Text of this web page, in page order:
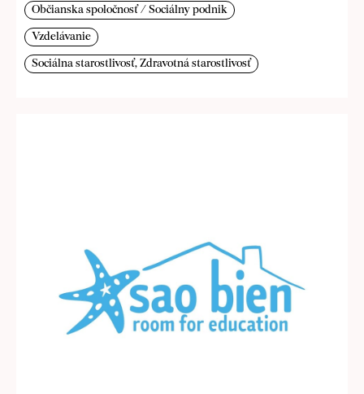
Občianska spoločnosť / Sociálny podnik
Vzdelávanie
Sociálna starostlivosť, Zdravotná starostlivosť